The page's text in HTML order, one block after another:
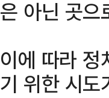
은 아닌 곳으
이에 따라 정
기 위한 시도